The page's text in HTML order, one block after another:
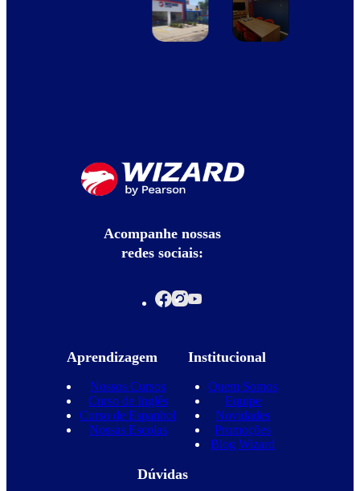
Acompanhe nossas
redes sociais:
Aprendizagem
Nossos Cursos
Curso de Inglês
Curso de Espanhol
Nossas Escolas
Institucional
Quem Somos
Equipe
Novidades
Promoções
Blog Wizard
Dúvidas